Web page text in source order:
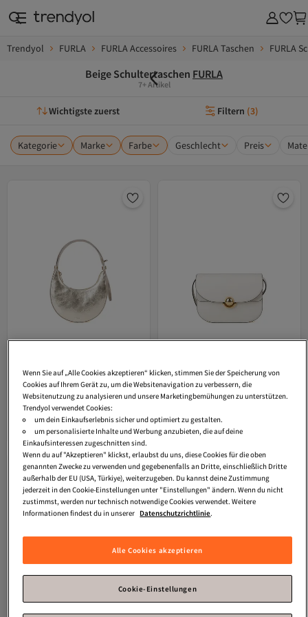
Trendyol FURLA FURLA Accessoires FURLA Taschen FURLA
Beige Schultertaschen FURLA
7+ Artikel
Wichtigste zuerst Filtern (3)
Kategorie Marke Farbe Geschlecht Preis
FURLA
DELIZIA MINI
SCHULTERTASCHE - VITELLO PIUMA
METALL-
Versand Kostenlos
Gratis Versand
Versand Kostenlos
136, 21 €
FURLA
SFERA S CROSSBODY
PANNA
Versand Kostenlos
287,78€
Wenn Sie auf „Alle Cookies akzeptieren“ klicken, stimmen Sie der Speicherung von
Cookies auf Ihrem Gerät zu, um die Websitenavigation zu verbessern, die
Websitenutzung zu analysieren und unsere Marketingbemühungen zu unterstützen.
Trendyol verwendet Cookies:
um dein Einkaufserlebnis sicher und optimiert zu gestalten.
um personalisierte Inhalte und Werbung anzubieten, die auf deine
Einkaufsinteressen zugeschnitten sind.
Wenn du auf "Akzeptieren" klickst, erlaubst du uns, diese Cookies für die oben
genannten Zwecke zu verwenden und gegebenenfalls an Dritte, einschließlich Dritte
außerhalb der EU (USA, Türkiye), weiterzugeben. Du kannst deine Zustimmung
jederzeit in den Cookie-Einstellungen unter "Einstellungen" ändern. Wenn du nicht
zustimmst, werden nur technisch notwendige Cookies verwendet. Weitere
Informationen findest du in unserer Datenschutzrichtlinie.
Alle Cookies akzeptieren
Cookie-Einstellungen